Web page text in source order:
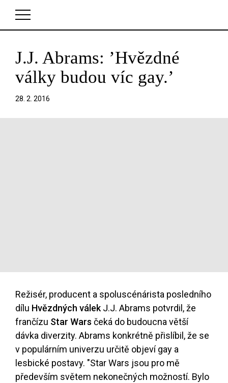
V košíku zatím nemáte žádné položky.
J.J. Abrams: ’Hvězdné
války budou víc gay.’
28. 2. 2016
Režisér, producent a spoluscénárista posledního
dílu Hvězdných válekJ.J. Abrams potvrdil, že
frančízu Star Wars čeká do budoucna větší
dávka diverzity. Abrams konkrétně přislíbil, že se
v populárním univerzu určitě objeví gay a
lesbické postavy. "Star Wars jsou pro mě
především světem nekonečných možností. Bylo